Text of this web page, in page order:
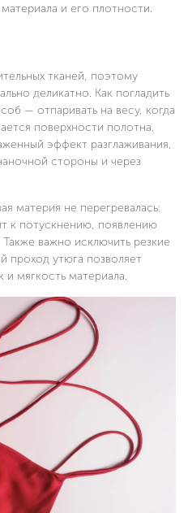
и его плотности.
тканей, поэтому
деликатно. Как погладить
— отпаривать на весу, когда
поверхности полотна.
эффект разглаживания,
стороны и через
материя не перегревалась:
к потускнению, появлению
важно исключить резкие
проход утюга позволяет
и мягкость материала.